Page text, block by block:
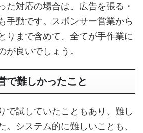
た対応の場合は、広告を張る・
手動です。スポンサー営業から
りまで含めて、全てが手作業に
が良いでしょう。
で難しかったこと
で試していたこともあり、難し
。システム的に難しいことも、